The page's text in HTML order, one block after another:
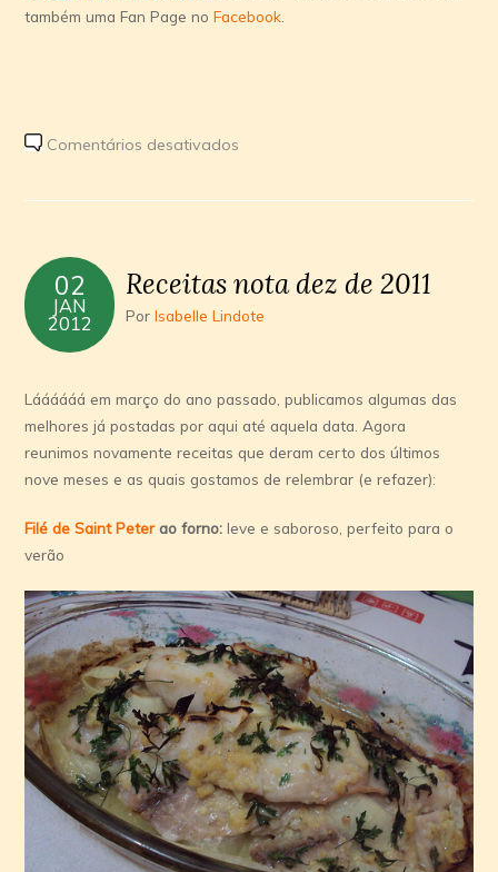
também uma Fan Page noFacebook
Comentários desativados
prazo
de
receitas
02
JAN
2012
Receitas nota dez de 2011
PorIsabelle Lindote
Láááááá em março do ano passado, publicamos algumas das
melhores já postadas por aqui até aquela data. Agora
reunimos novamente receitas que deram certo dos últimos
nove meses e as quais gostamos de relembrar (e refazer):
Filé de Saint Peterao forno: leve e saboroso, perfeito para o
verão